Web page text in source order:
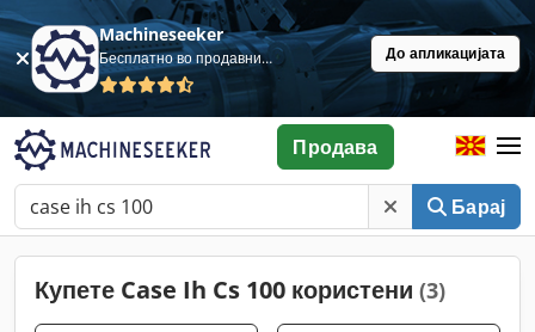
Machineseeker
Бесплатно во продавница До апликацијата
Барај
Продава
Купете Case Ih Cs 100 користени (3)